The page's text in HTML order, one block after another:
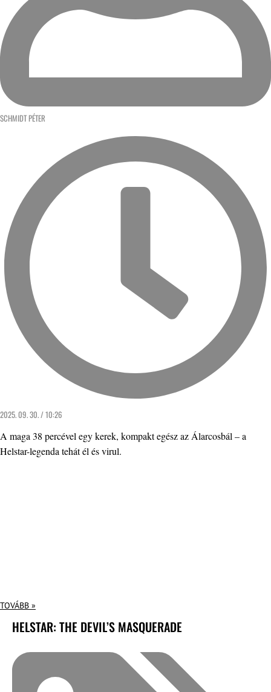
SCHMIDT PÉTER
2025. 09. 30. / 10:26
A maga 38 percével egy kerek, kompakt egész az Álarcosbál – a
Helstar-legenda tehát él és virul.
TOVÁBB »
HELSTAR: THE DEVIL’S MASQUERADE